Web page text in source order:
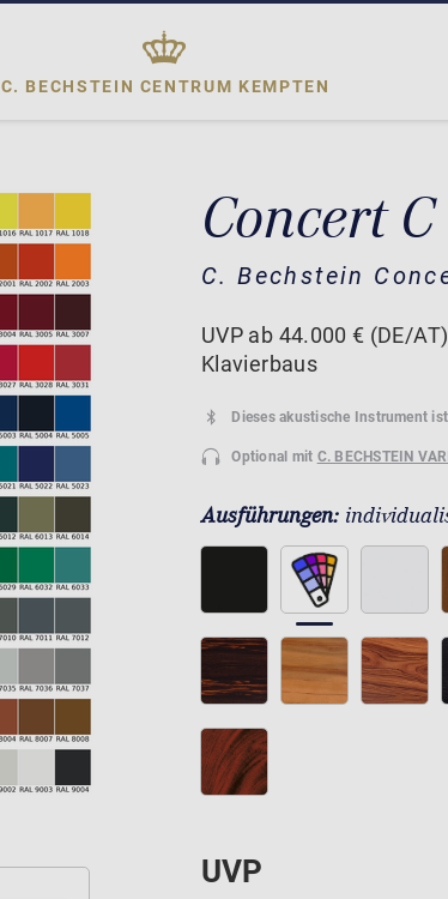
C. BECHSTEIN CENTRUM KEMPTEN
Concert
C. Bechstein
UVP ab 44.000 € (DE/
Klavierbaus
Dieses akustische Instrument
Optional mit C. BECHSTEIN
Ausführungen:
UVP